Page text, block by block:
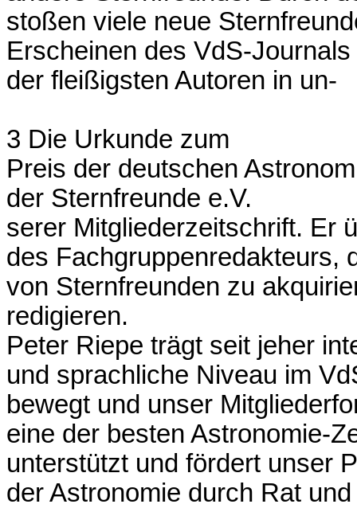
stoßen viele neue
Erscheinen des VdS-
der fleißigsten Autoren in un-
3 Die Urkunde zum
Preis der deutschen
der Sternfreunde e.V.
serer Mitgliederzeitschrift. Er
des Fachgruppenredakteurs,
von Sternfreunden zu
redigieren.
Peter Riepe trägt seit jeher
und sprachliche Niveau im
bewegt und unser
eine der besten Astronomie-
unterstützt und fördert unser
der Astronomie durch Rat und